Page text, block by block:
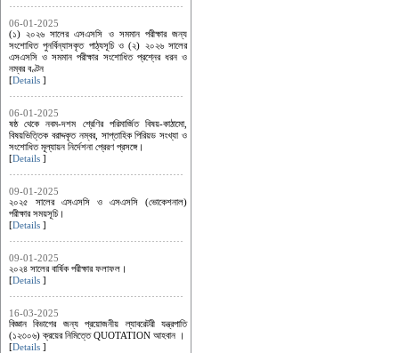
06-01-2025
(১) ২০২৬ সালের এসএসসি ও সমমান পরীক্ষার জন্য
সংশোধিত পুনর্বিন্যাসকৃত পাঠ্যসূচি ও (২) ২০২৬ সালের
এসএসসি ও সমমান পরীক্ষার সংশোধিত প্রশ্নের ধরন ও
নম্বর বণ্টন
[Details ]
06-01-2025
ষষ্ঠ থেকে নবম-দশম শ্রেণির পরিমার্জিত বিষয়-কাঠামো,
বিষয়ভিত্তিক বরাদ্দকৃত নম্বর, সাপ্তাহিক পিরিয়ড সংখ্যা ও
সংশোধিত মূল্যায়ন নির্দেশনা প্রেরণ প্রসঙ্গে।
[Details ]
09-01-2025
২০২৫ সালের এসএসসি ও এসএসসি (ভোকেশনাল)
পরীক্ষার সময়সূচি।
[Details ]
09-01-2025
২০২৪ সালের বার্ষিক পরীক্ষার ফলাফল।
[Details ]
16-03-2025
বিজ্ঞান বিভাগের জন্য প্রয়োজনীয় ল্যাবরেটরী যন্ত্রপাতি
(১২৩০৬) ক্রয়ের নিমিত্তে QUOTATION আহবান ।
[Details ]